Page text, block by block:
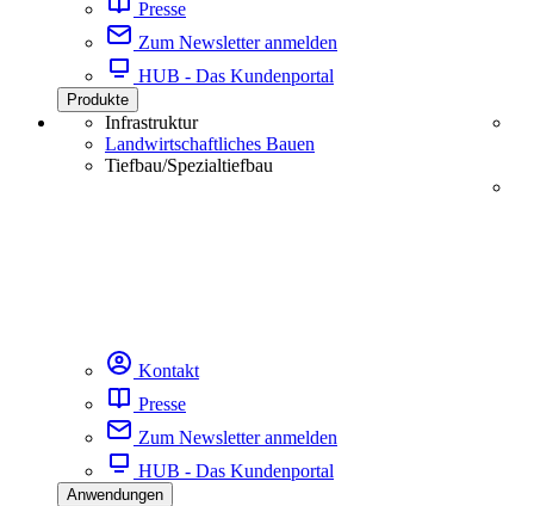
Presse
Zum Newsletter anmelden
HUB - Das Kundenportal
Produkte
Infrastruktur
Landwirtschaftliches Bauen
Tiefbau/Spezialtiefbau
Kontakt
Presse
Zum Newsletter anmelden
HUB - Das Kundenportal
Anwendungen